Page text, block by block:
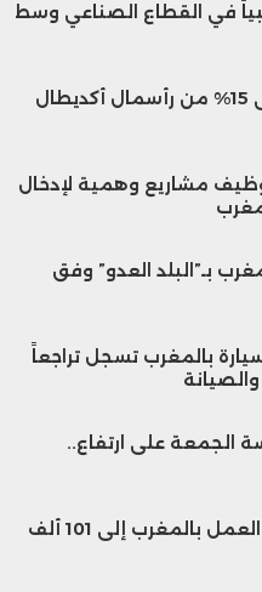
في القطاع الصناعي وسط
العربية للاستثمار تستحوذ على 15% من رأسمال أكديطال
مشاريع وهمية لإدخال
بـ”البلد العدو” وفق
بالمغرب تسجل تراجعاً
الجمعة على ارتفاع..
تراجع أعداد الأطفال في سوق العمل بالمغرب إلى 101 ألف